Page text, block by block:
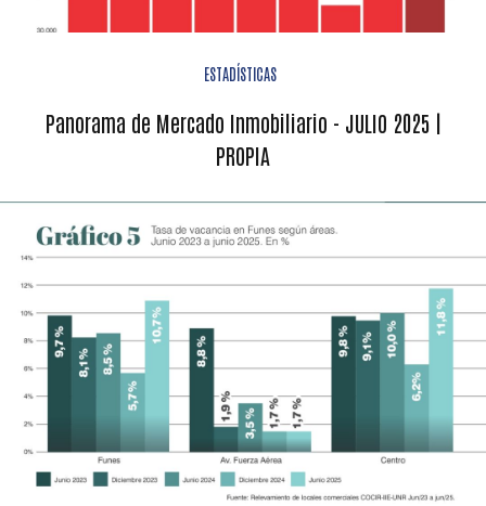
ESTADÍSTICAS
Panorama de Mercado Inmobiliario - JULIO 2025 |
PROPIA